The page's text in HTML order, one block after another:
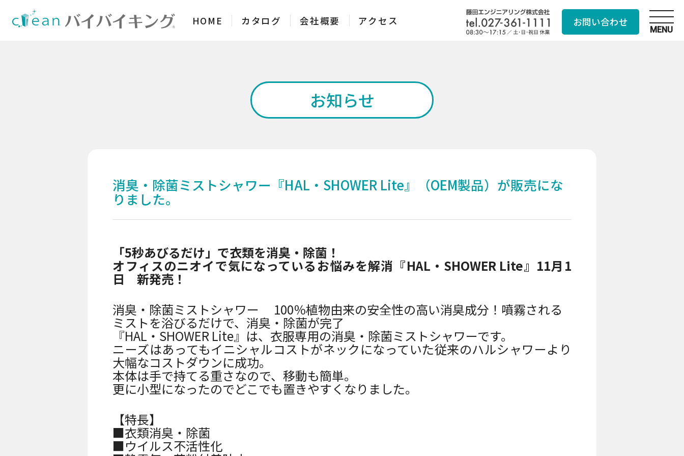
厳しい衛生管理が求められる環境に適したモデル
風除室などに適したモデル
人が集まるイベントなどに適したモデル
HOME カタログ 会社概要 アクセス お問い合わせ
MENU
お知らせ
消臭・除菌ミストシャワー『HAL・SHOWER Lite』（OEM製品）が販売にな
りました。
「5秒あびるだけ」で衣類を消臭・除菌！
オフィスのニオイで気になっているお悩みを解消『HAL・SHOWER Lite』11月1
日 新発売！
消臭・除菌ミストシャワー 100％植物由来の安全性の高い消臭成分！噴霧される
ミストを浴びるだけで、消臭・除菌が完了
『HAL・SHOWER Lite』は、衣服専用の消臭・除菌ミストシャワーです。
ニーズはあってもイニシャルコストがネックになっていた従来のハルシャワーより
大幅なコストダウンに成功。
本体は手で持てる重さなので、移動も簡単。
更に小型になったのでどこでも置きやすくなりました。
【特長】
■衣類消臭・除菌
■ウイルス不活性化